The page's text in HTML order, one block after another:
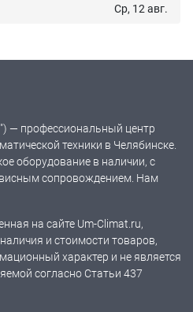
Ср, 12 авг.
— профессиональный центр
техники в Челябинске.
оборудование в наличии, с
сопровождением. Нам
на сайте Um-Climat.ru,
и стоимости товаров,
характер и не является
согласно Статьи 437